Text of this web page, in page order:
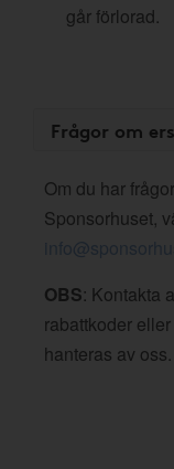
går förlorad.
Frågor om
Om du har
Sponsorhuset,
OBS: Kontakta
rabattkoder
hanteras av